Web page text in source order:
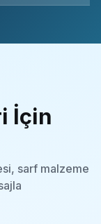
İçin
sarf malzeme